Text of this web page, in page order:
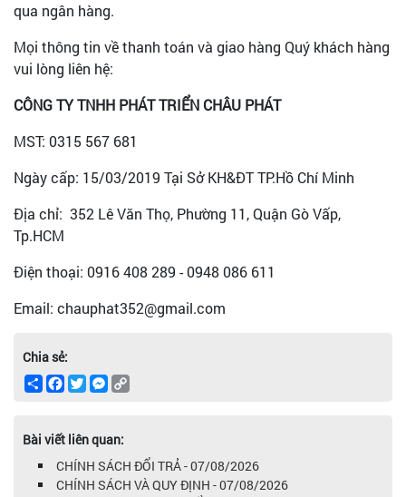
qua ngân hàng.
Mọi thông tin về thanh toán và giao hàng Quý khách hàng
vui lòng liên hệ:
CÔNG TY TNHH PHÁT TRIỂN CHÂU PHÁT
MST: 0315 567 681
Ngày cấp: 15/03/2019 Tại Sở KH&ĐT TP.Hồ Chí Minh
Địa chỉ: 352 Lê Văn Thọ, Phường 11, Quận Gò Vấp,
Tp.HCM
Điện thoại: 0916 408 289 - 0948 086 611
Email: chauphat352@gmail.com
Chia sẻ:
ShareFacebook
TwitterMessenger
Bài viết liên quan:
CHÍNH SÁCH ĐỔI TRẢ - 07/08/2026
CHÍNH SÁCH VÀ QUY ĐỊNH - 07/08/2026